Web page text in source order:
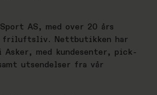
AS, med over 20 års
friluftsliv. Nettbutikken har
Asker, med kundesenter, pick-
utsendelser fra vår